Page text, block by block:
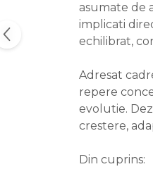
asumate de
implicati
echilibrat,
Adresat
repere
evolutie.
crestere,
Din cuprins: